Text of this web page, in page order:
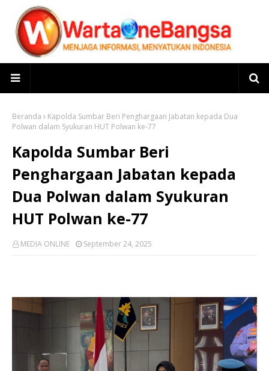
Beranda
Kapolda Sumbar Beri Penghargaan Jabatan kepada Dua
Polwan dalam Syukuran HUT Polwan ke-77
Kapolda Sumbar Beri
Penghargaan Jabatan kepada
Dua Polwan dalam Syukuran
HUT Polwan ke-77
MEDIA ONLINE September 24, 2025